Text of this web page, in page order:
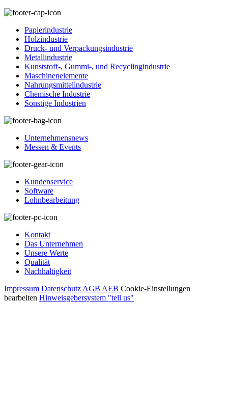
Papierindustrie
Holzindustrie
Druck- und Verpackungsindustrie
Metallindustrie
Kunststoff-, Gummi-, und Recyclingindustrie
Maschinenelemente
Nahrungsmittelindustrie
Chemische Industrie
Sonstige Industrien
Unternehmensnews
Messen & Events
Kundenservice
Software
Lohnbearbeitung
Kontakt
Das Unternehmen
Unsere Werte
Qualität
Nachhaltigkeit
Impressum Datenschutz AGB AEB Cookie-Einstellungen
bearbeiten Hinweisgebersystem "tell us"